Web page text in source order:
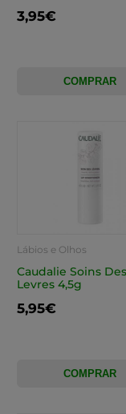
3,95€
COMPRAR
Lábios e Olhos
Caudalie Soins Des
Levres 4,5g
5,95€
COMPRAR